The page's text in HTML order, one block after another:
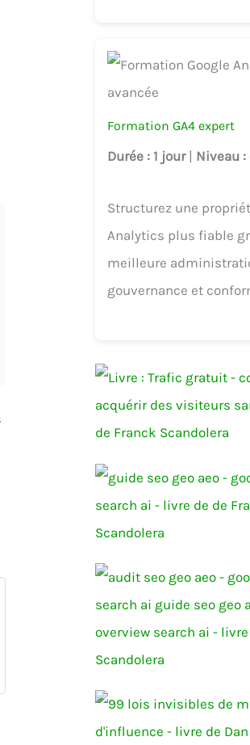
Formation GA4 expert
Durée : 1 jour | Niveau :
Structurez une
Analytics plus fiable
meilleure
gouvernance et